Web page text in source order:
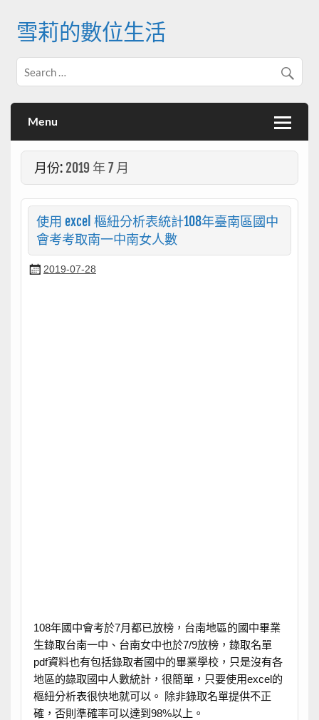
content雪莉的數位生活
Menu
月份: 2019 年 7 月
使用 excel 樞紐分析表統計108年臺南區國中
會考考取南一中南女人數
2019-07-28
108年國中會考於7月都已放榜，台南地區的國中畢業
生錄取台南一中、台南女中也於7/9放榜，錄取名單
pdf資料也有包括錄取者國中的畢業學校，只是沒有各
地區的錄取國中人數統計，很簡單，只要使用excel的
樞紐分析表很快地就可以。 除非錄取名單提供不正
確，否則準確率可以達到98%以上。